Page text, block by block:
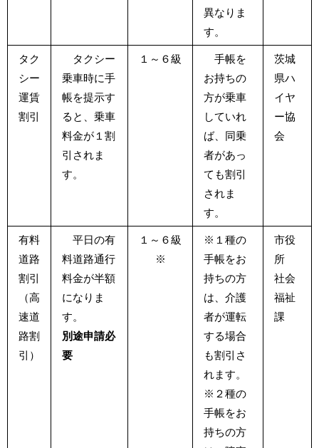
異なりま
す。
タク
シー
運賃
割引
タクシー
乗車時に手
帳を提示す
ると、乗車
料金が１割
引されま
す。
１～６級
手帳を
お持ちの
方が乗車
していれ
ば、同乗
者があっ
ても割引
されま
す。
茨城
県ハ
イヤ
ー協
会
有料
道路
割引
（高
速道
路割
引）
平日の有
料道路通行
料金が半額
になりま
す。
別途申請必
要
１～６級
※
※１種の
手帳をお
持ちの方
は、介護
者が運転
する場合
も割引さ
れます。
※２種の
手帳をお
持ちの方
市役
所
社会
福祉
課